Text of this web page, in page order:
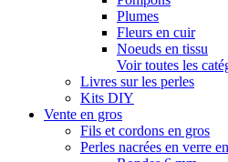
Plumes
Fleurs en cuir
Noeuds en tissu
Voir toutes les
Livres sur les perles
Kits DIY
Vente en gros
Fils et cordons en gros
Perles nacrées en verre